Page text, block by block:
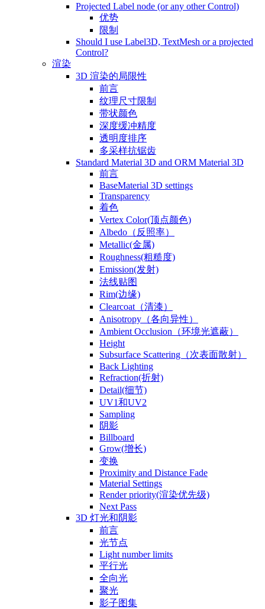
Projected Label node (or any other Control)
优势
限制
Should I use Label3D, TextMesh or a projected
Control?
渲染
3D 渲染的局限性
前言
纹理尺寸限制
带状颜色
深度缓冲精度
透明度排序
多采样抗锯齿
Standard Material 3D and ORM Material 3D
前言
BaseMaterial 3D settings
Transparency
着色
Vertex Color(顶点颜色)
Albedo（反照率）
Metallic(金属)
Roughness(粗糙度)
Emission(发射)
法线贴图
Rim(边缘)
Clearcoat（清漆）
Anisotropy（各向异性）
Ambient Occlusion（环境光遮蔽）
Height
Subsurface Scattering（次表面散射）
Back Lighting
Refraction(折射)
Detail(细节)
UV1和UV2
Sampling
阴影
Billboard
Grow(增长)
变换
Proximity and Distance Fade
Material Settings
Render priority(渲染优先级)
Next Pass
3D 灯光和阴影
前言
光节点
Light number limits
平行光
全向光
聚光
影子图集